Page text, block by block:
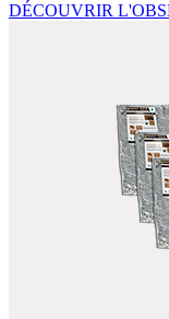
DÉCOUVRIR